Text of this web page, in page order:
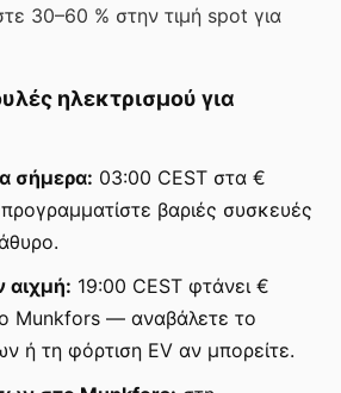
30–60 % στην τιμή spot για
ηλεκτρισμού για
σήμερα: 03:00 CEST στα €
βαριές συσκευές
αιχμή: 19:00 CEST φτάνει €
Munkfors — αναβάλετε το
ή τη φόρτιση EV αν μπορείτε.